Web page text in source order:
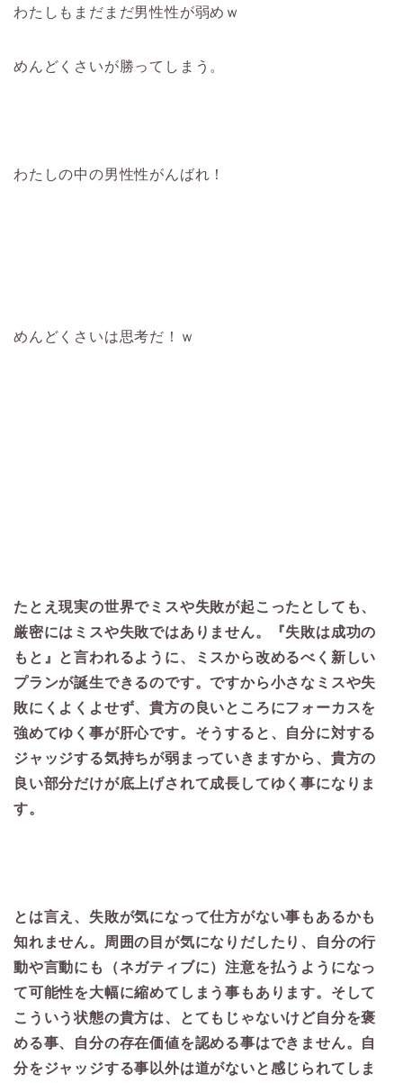
わたしもまだまだ男性性が弱めｗ
めんどくさいが勝ってしまう。
わたしの中の男性性がんばれ！
めんどくさいは思考だ！ｗ
たとえ現実の世界でミスや失敗が起こったとしても、
厳密にはミスや失敗ではありません。『失敗は成功の
もと』と言われるように、ミスから改めるべく新しい
プランが誕生できるのです。ですから小さなミスや失
敗にくよくよせず、貴方の良いところにフォーカスを
強めてゆく事が肝心です。そうすると、自分に対する
ジャッジする気持ちが弱まっていきますから、貴方の
良い部分だけが底上げされて成長してゆく事になりま
す。
とは言え、失敗が気になって仕方がない事もあるかも
知れません。周囲の目が気になりだしたり、自分の行
動や言動にも（ネガティブに）注意を払うようになっ
て可能性を大幅に縮めてしまう事もあります。そして
こういう状態の貴方は、とてもじゃないけど自分を褒
める事、自分の存在価値を認める事はできません。自
分をジャッジする事以外は道がないと感じられてしま